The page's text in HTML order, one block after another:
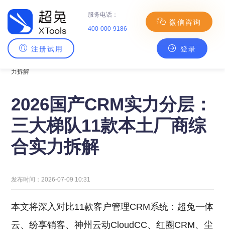
服务电话：
400-000-9186
微信咨询
注册试用 登录
主页>CRM百科> 2026国产CRM实力分层：三大梯队11款本土厂商综合实
力拆解
2026国产CRM实力分层：
三大梯队11款本土厂商综
合实力拆解
发布时间：2026-07-09 10:31
本文将深入对比11款客户管理CRM系统：超兔一体
云、纷享销客、神州云动CloudCC、红圈CRM、尘